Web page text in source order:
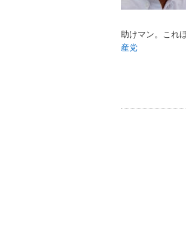
助けマン。これ
産党